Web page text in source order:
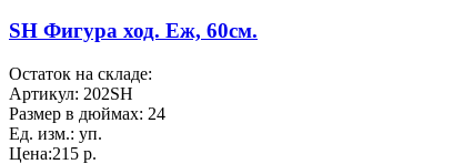
SH Фигура ход. Еж, 60см.
Остаток на складе:
Артикул: 202SH
Размер в дюймах: 24
Ед. изм.: уп.
Цена:215 р.